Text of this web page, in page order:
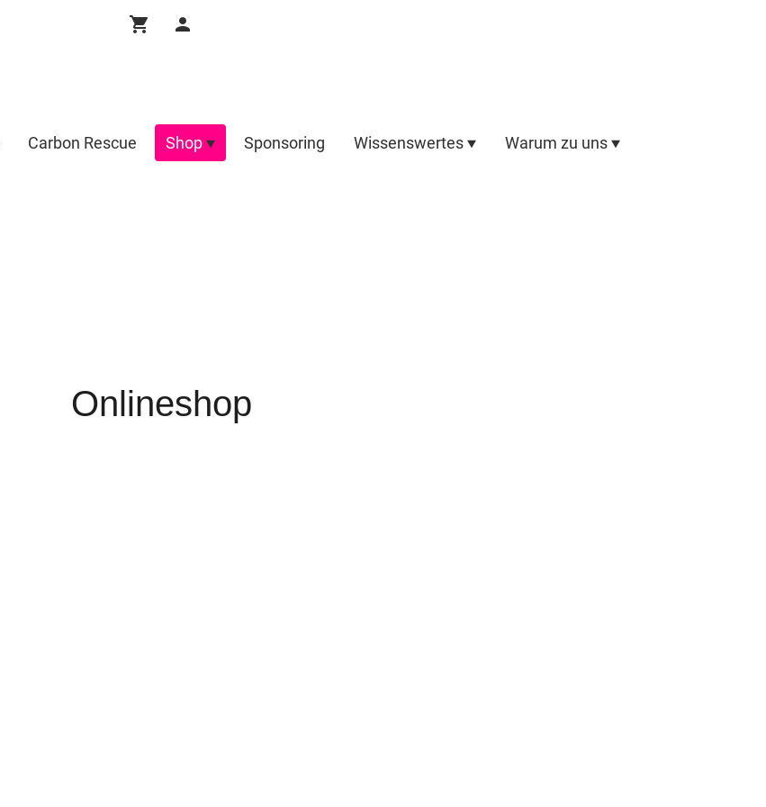
Carbon Rescue Shop Sponsoring Wissenswertes Warum zu uns
Onlineshop